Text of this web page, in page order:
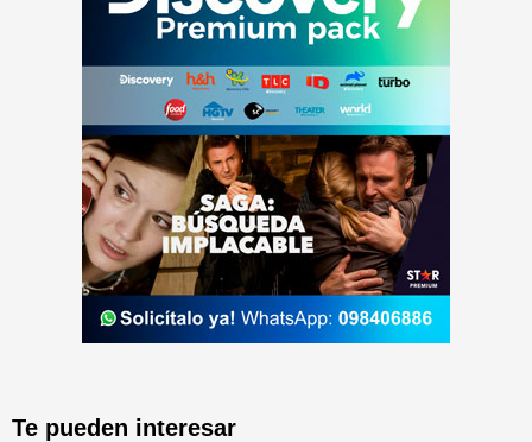
Te pueden interesar